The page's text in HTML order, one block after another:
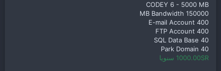
CODEY 6 - 5000 MB
150000 MB Bandwidth
400 E-mail Account
400 FTP Account
40 SQL Data Base
40 Park Domain
1000.00SR سنويا